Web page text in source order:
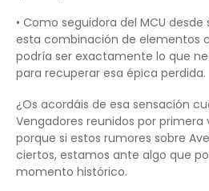
• Como seguidora del MCU
esta combinación de elementos
podría ser exactamente lo que
para recuperar esa épica perdida.
¿Os acordáis de esa sensación
Vengadores reunidos por primera
porque si estos rumores sobre
ciertos, estamos ante algo que
momento histórico.